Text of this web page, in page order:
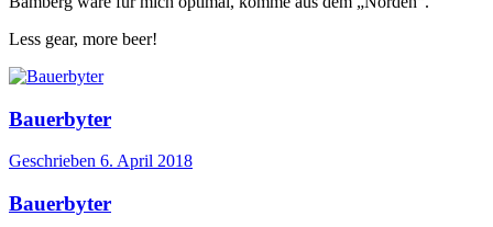
Less gear, more beer!
Bauerbyter
Geschrieben 6. April 2018
Bauerbyter